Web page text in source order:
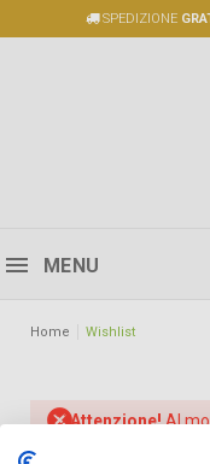
SPEDIZIONE
MENU
Home Wishlist
Attenzione!Al